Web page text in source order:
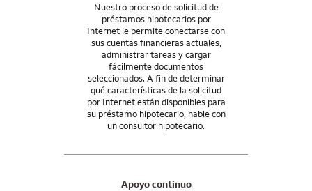
Nuestro proceso de solicitud de
préstamos hipotecarios por
Internet le permite conectarse con
sus cuentas financieras actuales,
administrar tareas y cargar
fácilmente documentos
seleccionados. A fin de determinar
qué características de la solicitud
por Internet están disponibles para
su préstamo hipotecario, hable con
un consultor hipotecario.
Apoyo continuo